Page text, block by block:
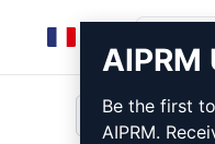
AIPRM
Be the first
AIPRM.